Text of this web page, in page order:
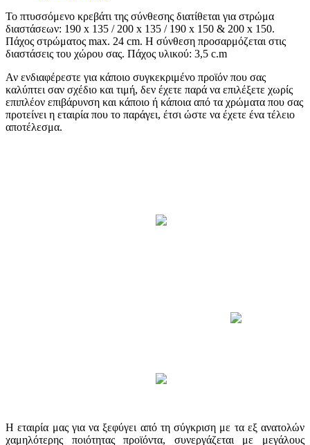
Το πτυσσόμενο κρεβάτι της σύνθεσης διατίθεται για στρώμα
διαστάσεων: 190 x 135 / 200 x 135 / 190 x 150 & 200 x 150.
Πάχος στρώματος max. 24 cm. Η σύνθεση προσαρμόζεται στις
διαστάσεις του χώρου σας. Πάχος υλικού: 3,5 c.m
Αν ενδιαφέρεστε για κάποιο συγκεκριμένο προϊόν που σας
καλύπτει σαν σχέδιο και τιμή, δεν έχετε παρά να επιλέξετε χωρίς
επιπλέον επιβάρυνση και κάποιο ή κάποια από τα χρώματα που σας
προτείνει η εταιρία που το παράγει, έτσι ώστε να έχετε ένα τέλειο
αποτέλεσμα.
Η εταιρία μας για να ξεφύγει από τη σύγκριση με τα εξ ανατολών
χαμηλότερης ποιότητας προϊόντα, συνεργάζεται με μεγάλους